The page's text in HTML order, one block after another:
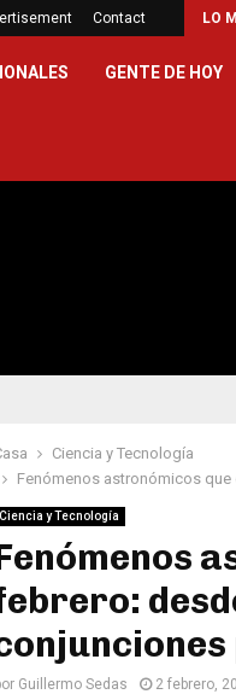
Contact LO
para cerrar la…
GENTE DE HOY
Ciencia y Tecnología
Fenómenos astronómicos
Ciencia y Tecnología
Guillermo Sedas 2 febrero,